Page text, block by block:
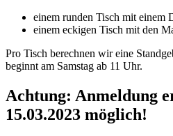
einem runden Tisch mit einem
einem eckigen Tisch mit den
Pro Tisch berechnen wir eine
beginnt am Samstag ab 11 Uhr.
Achtung: Anmeldung
15.03.2023 möglich!